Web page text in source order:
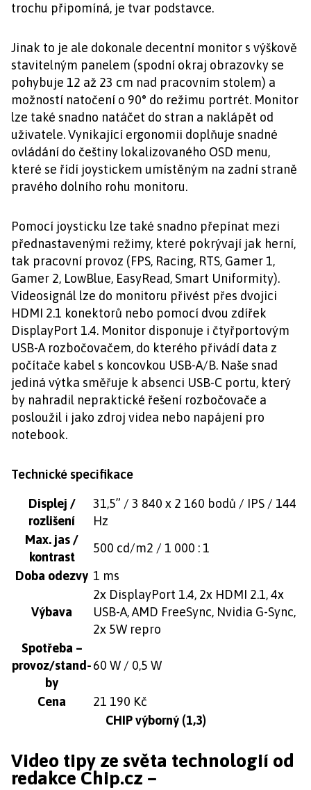
trochu připomíná, je tvar podstavce.
Jinak to je ale dokonale decentní monitor s výškově
stavitelným panelem (spodní okraj obrazovky se
pohybuje 12 až 23 cm nad pracovním stolem) a
možností natočení o 90° do režimu portrét. Monitor
lze také snadno natáčet do stran a naklápět od
uživatele. Vynikající ergonomii doplňuje snadné
ovládání do češtiny lokalizovaného OSD menu,
které se řídí joystickem umístěným na zadní straně
pravého dolního rohu monitoru.
Pomocí joysticku lze také snadno přepínat mezi
přednastavenými režimy, které pokrývají jak herní,
tak pracovní provoz (FPS, Racing, RTS, Gamer 1,
Gamer 2, LowBlue, EasyRead, Smart Uniformity).
Videosignál lze do monitoru přivést přes dvojici
HDMI 2.1 konektorů nebo pomocí dvou zdířek
DisplayPort 1.4. Monitor disponuje i čtyřportovým
USB-A rozbočovačem, do kterého přivádí data z
počítače kabel s koncovkou USB-A/B. Naše snad
jediná výtka směřuje k absenci USB-C portu, který
by nahradil nepraktické řešení rozbočovače a
posloužil i jako zdroj videa nebo napájení pro
notebook.
Technické specifikace
Displej /
rozlišení
31,5” / 3 840 x 2 160 bodů / IPS / 144
Hz
Max. jas /
kontrast
500 cd/m2 / 1 000 : 1
Doba odezvy 1 ms
Výbava
2x DisplayPort 1.4, 2x HDMI 2.1, 4x
USB-A, AMD FreeSync, Nvidia G-Sync,
2x 5W repro
Spotřeba –
provoz/stand-
by
60 W / 0,5 W
Cena
21 190 Kč
CHIP výborný (1,3)
Video tipy ze světa technologií od
redakce Chip.cz –